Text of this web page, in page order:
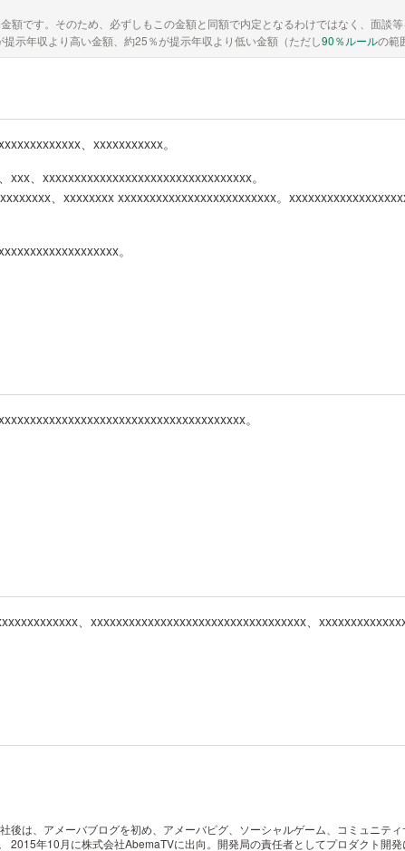
です。そのため、必ずしもこの金額と同額で内定となるわけではなく、面談等
示年収より高い金額、約25％が提示年収より低い金額（ただし90％ルールの範
、xxxxxxxxxxx。
、xxxxxxxxxxxxxxxxxxxxxxxxxxxxxxxxx。
、xxxxxxxx xxxxxxxxxxxxxxxxxxxxxxxxx。
。
。
、xxxxxxxxxxxxxxxxxxxxxxxxxxxxxxxxxx、
は、アメーバブログを初め、アメーバピグ、ソーシャルゲーム、コミュニティ
2015年10月に株式会社AbemaTVに出向。開発局の責任者としてプロダクト開発